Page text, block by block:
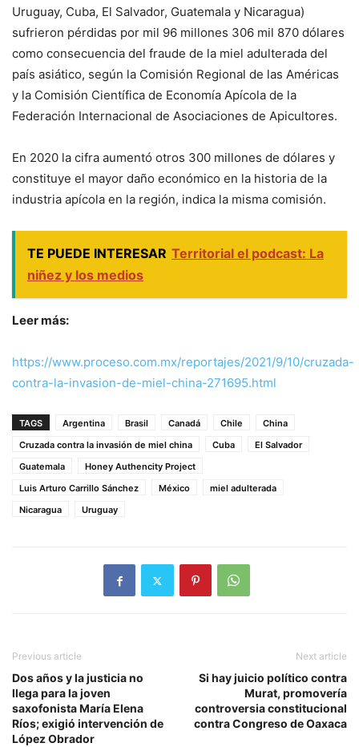
Uruguay, Cuba, El Salvador, Guatemala y Nicaragua)
sufrieron pérdidas por mil 96 millones 306 mil 870 dólares
como consecuencia del fraude de la miel adulterada del
país asiático, según la Comisión Regional de las Américas
y la Comisión Científica de Economía Apícola de la
Federación Internacional de Asociaciones de Apicultores.
En 2020 la cifra aumentó otros 300 millones de dólares y
constituye el mayor daño económico en la historia de la
industria apícola en la región, indica la misma comisión.
TE PUEDE INTERESAR Territorial el podcast: La
niñez y los medios
Leer más:
https://www.proceso.com.mx/reportajes/2021/9/10/cruzada-
contra-la-invasion-de-miel-china-271695.html
TAGS Argentina Brasil Canadá Chile
China
Cruzada contra la invasión de miel china
Cuba
El Salvador
Guatemala
Honey Authencity Project
Luis Arturo Carrillo Sánchez
México
miel adulterada
Nicaragua
Uruguay
Previous article
Dos años y la justicia no
llega para la joven
saxofonista María Elena
Ríos; exigió intervención de
López Obrador
Next article
Si hay juicio político contra
Murat, promovería
controversia constitucional
contra Congreso de Oaxaca